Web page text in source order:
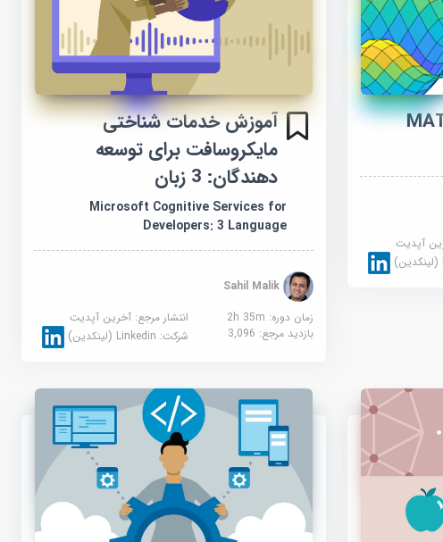
آپدیت
آموزش خدمات شناختی
مایکروسافت برای توسعه
دهندگان: 3 زبان
Microsoft Cognitive Services for
Developers: 3 Language
Sahil Malik
زمان دوره: 2h 35m
انتشار مرجع:آخرین آپدیت
بازدید مرجع: 3,096 شرکت: Linkedin (لینکدین)